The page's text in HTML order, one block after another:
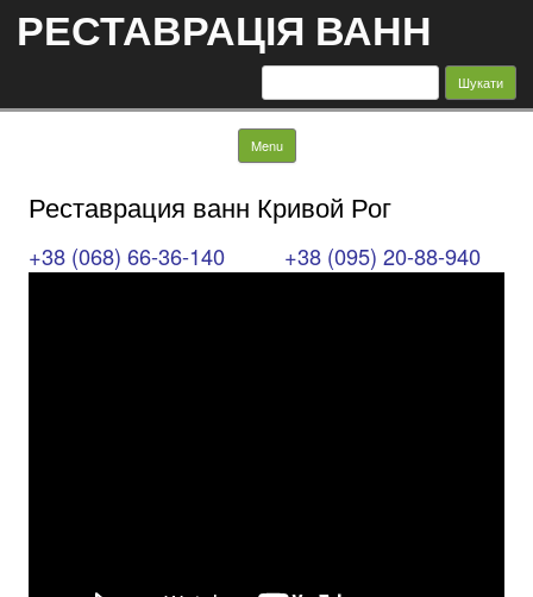
РЕСТАВРАЦІЯ ВАНН
Пошук:
Menu Skip to content
Реставрация ванн Кривой Рог
+38 (068) 66-36-140 +38 (095) 20-88-940